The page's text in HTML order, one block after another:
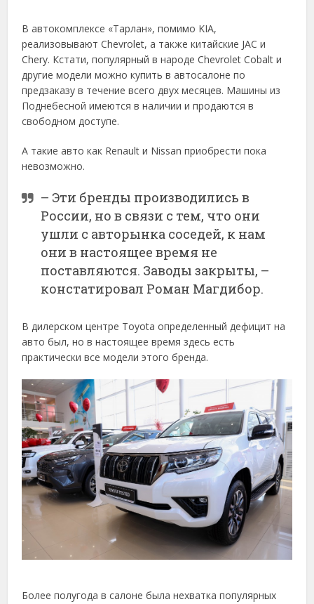
В автокомплексе «Тарлан», помимо KIA,
реализовывают Chevrolet, а также китайские JAC и
Chery. Кстати, популярный в народе Chevrolet Cobalt и
другие модели можно купить в автосалоне по
предзаказу в течение всего двух месяцев. Машины из
Поднебесной имеются в наличии и продаются в
свободном доступе.
А такие авто как Renault и Nissan приобрести пока
невозможно.
– Эти бренды производились в
России, но в связи с тем, что они
ушли с авторынка соседей, к нам
они в настоящее время не
поставляются. Заводы закрыты, –
констатировал Роман Магдибор.
В дилерском центре Toyota определенный дефицит на
авто был, но в настоящее время здесь есть
практически все модели этого бренда.
Более полугода в салоне была нехватка популярных